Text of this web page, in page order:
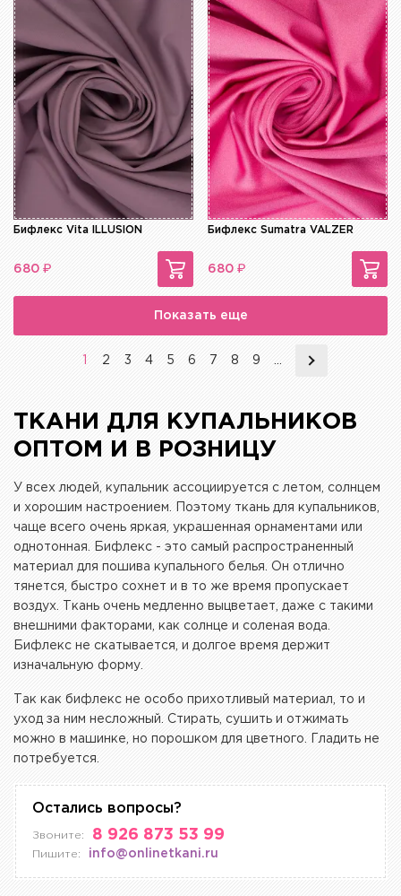
Бифлекс Vita ILLUSION
680 ₽
Бифлекс Sumatra VALZER
680 ₽
Показать еще
2 3 4 5 6 7 8 9 ...
ТКАНИ ДЛЯ КУПАЛЬНИКОВ
ОПТОМ И В РОЗНИЦУ
У всех людей, купальник ассоциируется c летом, солнцем
и хорошим настроением. Поэтому ткань для купальников,
чаще всего очень яркая, украшенная орнаментами или
однотонная. Бифлекс - это самый распространенный
материал для пошива купального белья. Он отлично
тянется, быстро сохнет и в то же время пропускает
воздух. Ткань очень медленно выцветает, даже с такими
внешними факторами, как солнце и соленая вода.
Бифлекс не скатывается, и долгое время держит
изначальную форму.
Так как бифлекс не особо прихотливый материал, то и
уход за ним несложный. Стирать, сушить и отжимать
можно в машинке, но порошком для цветного. Гладить не
потребуется.
Остались вопросы?
Звоните: 8 926 873 53 99
Пишите: info@onlinetkani.ru